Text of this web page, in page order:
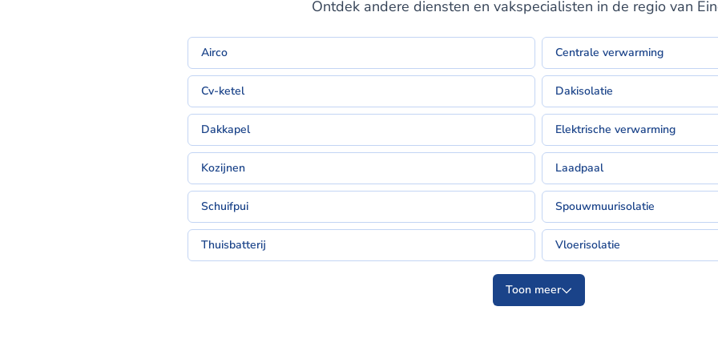
Ontdek andere diensten en vakspecialisten in de regio van
Airco Centrale verwarming
Cv-ketel Dakisolatie
Dakkapel Elektrische verwarming
Kozijnen Laadpaal
Schuifpui Spouwmuurisolatie
Thuisbatterij Vloerisolatie
Toon meer